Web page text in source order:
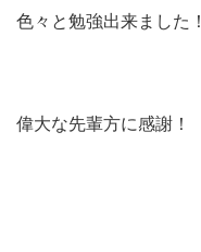
色々と勉強出来ました！
偉大な先輩方に感謝！